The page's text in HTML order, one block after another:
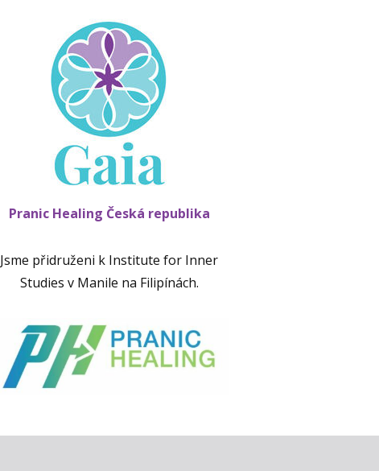
Pranic Healing Česká republika
Jsme přidruženi k Institute for Inner
Studies v Manile na Filipínách.